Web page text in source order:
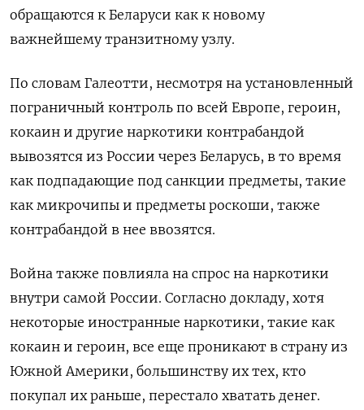
обращаются к Беларуси как к новому
важнейшему транзитному узлу.
По словам Галеотти, несмотря на установленный
пограничный контроль по всей Европе, героин,
кокаин и другие наркотики контрабандой
вывозятся из России через Беларусь, в то время
как подпадающие под санкции предметы, такие
как микрочипы и предметы роскоши, также
контрабандой в нее ввозятся.
Война также повлияла на спрос на наркотики
внутри самой России. Согласно докладу, хотя
некоторые иностранные наркотики, такие как
кокаин и героин, все еще проникают в страну из
Южной Америки, большинству их тех, кто
покупал их раньше, перестало хватать денег.